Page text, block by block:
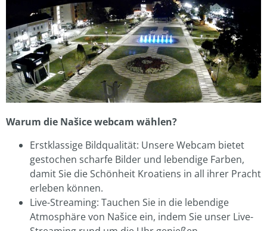
Warum die Našice webcam wählen?
Erstklassige Bildqualität: Unsere Webcam bietet
gestochen scharfe Bilder und lebendige Farben,
damit Sie die Schönheit Kroatiens in all ihrer Pracht
erleben können.
Live-Streaming: Tauchen Sie in die lebendige
Atmosphäre von Našice ein, indem Sie unser Live-